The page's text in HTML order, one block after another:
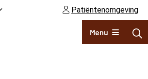
Patiëntenomgeving
Hoofdmenu
Menu